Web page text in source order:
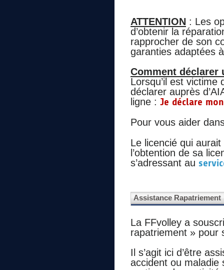
ATTENTION : Les
d’obtenir la
rapprocher de son
garanties adaptées
Comment
Lorsqu’il est victime
déclarer auprès
ligne : Je déclare
Pour vous aider
Le licencié qui
l’obtention de sa
s’adressant au
Assistance Rapatriement
La FFvolley a
rapatriement » pour
Il s’agit ici d’être
accident ou maladie